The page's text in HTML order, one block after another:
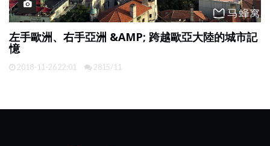
左手歐洲、右手亞洲 &AMP; 跨越歐亞大陸的城市記
憶
2018-11-26 22:01 2815/11